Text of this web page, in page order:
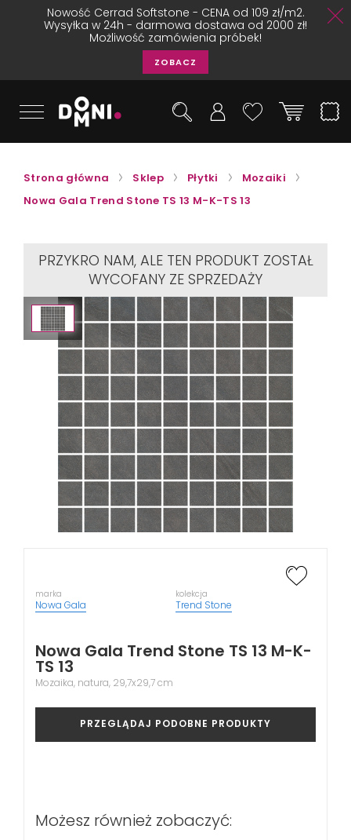
Nowość Cerrad Softstone - CENA od 109 zł/m2.
Wysyłka w 24h - darmowa dostawa od 2000 zł!
Możliwość zamówienia próbek!
ZOBACZ
Strona główna Sklep Płytki
Mozaiki
Nowa Gala Trend Stone TS 13 M-K-TS 13
PRZYKRO NAM, ALE TEN PRODUKT ZOSTAŁ
WYCOFANY ZE SPRZEDAŻY
marka
Nowa Gala
kolekcja
Trend Stone
Nowa Gala Trend Stone TS 13 M-K-
TS 13
Mozaika, natura, 29,7x29,7 cm
PRZEGLĄDAJ PODOBNE PRODUKTY
Możesz również zobaczyć: